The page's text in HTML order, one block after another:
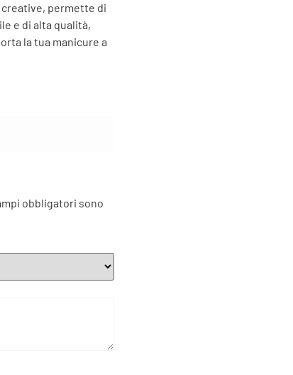
permette di
e di alta qualità,
la tua manicure a
obbligatori sono